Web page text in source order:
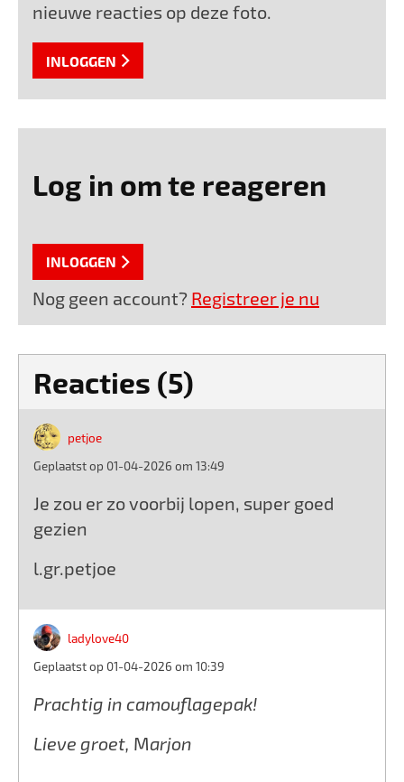
nieuwe reacties op deze foto.
INLOGGEN
Log in om te reageren
INLOGGEN
Nog geen account? Registreer je nu
Reacties (5)
petjoe
Geplaatst op 01-04-2026 om 13:49
Je zou er zo voorbij lopen, super goed
gezien
l.gr.petjoe
ladylove40
Geplaatst op 01-04-2026 om 10:39
Prachtig in camouflagepak!
Lieve groet, Marjon